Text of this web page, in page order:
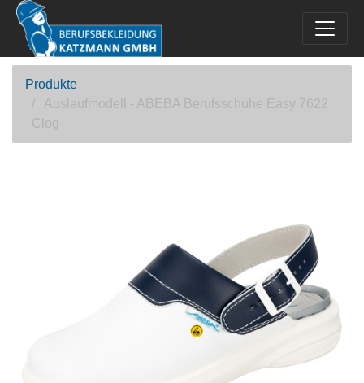
Produkte
Auslaufmodell - ABEBA Berufsschuhe Easy 7622
Clog